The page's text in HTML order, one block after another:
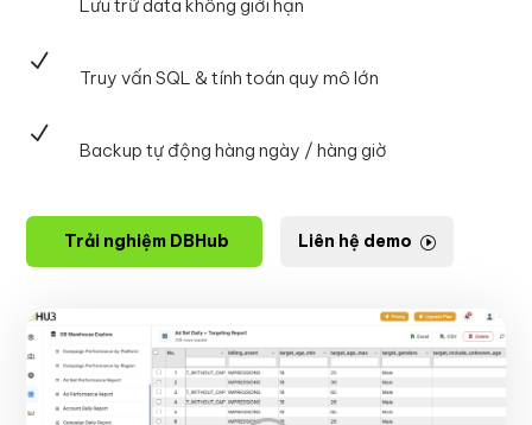
Lưu trữ data không giới hạn
N
Truy vấn SQL & tính toán quy mô lớn
N
Backup tự động hàng ngày / hàng giờ
Trải nghiệm DBHub Liên hệ demo